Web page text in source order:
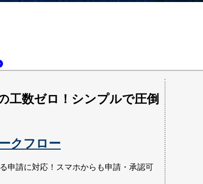
工数ゼロ！シンプルで圧倒
クフロー
申請に対応！スマホからも申請・承認可